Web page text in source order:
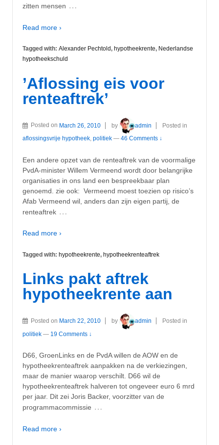
zitten mensen …
Read more ›
Tagged with: Alexander Pechtold, hypotheekrente, Nederlandse
hypotheekschuld
’Aflossing eis voor
renteaftrek’
Posted on March 26, 2010 by admin
Posted in
aflossingsvrije hypotheek, politiek — 46 Comments ↓
Een andere opzet van de renteaftrek van de voormalige
PvdA-minister Willem Vermeend wordt door belangrijke
organisaties in ons land een bespreekbaar plan
genoemd. zie ook: Vermeend moest toezien op risico’s
Afab Vermeend wil, anders dan zijn eigen partij, de
renteaftrek …
Read more ›
Tagged with: hypotheekrente, hypotheekrenteaftrek
Links pakt aftrek
hypotheekrente aan
Posted on March 22, 2010 by admin
Posted in
politiek — 19 Comments ↓
D66, GroenLinks en de PvdA willen de AOW en de
hypotheekrenteaftrek aanpakken na de verkiezingen,
maar de manier waarop verschilt. D66 wil de
hypotheekrenteaftrek halveren tot ongeveer euro 6 mrd
per jaar. Dit zei Joris Backer, voorzitter van de
programmacommissie …
Read more ›